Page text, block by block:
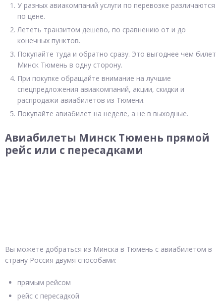
У разных авиакомпаний услуги по перевозке различаются
по цене.
Лететь транзитом дешево, по сравнению от и до
конечных пунктов.
Покупайте туда и обратно сразу. Это выгоднее чем билет
Минск Тюмень в одну сторону.
При покупке обращайте внимание на лучшие
спецпредложения авиакомпаний, акции, скидки и
распродажи авиабилетов из Тюмени.
Покупайте авиабилет на неделе, а не в выходные.
Авиабилеты Минск Тюмень прямой
рейс или с пересадками
Вы можете добраться из Минска в Тюмень с авиабилетом в
страну Россия двумя способами:
прямым рейсом
рейс с пересадкой